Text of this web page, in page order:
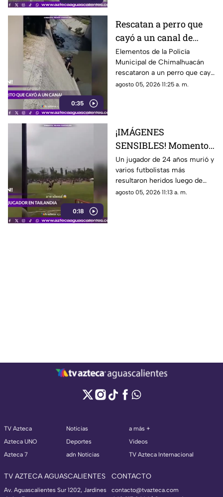
0:35
Rescatan a perro que
cayó a un canal de
aguas negras en
Chimalhuacán
Elementos de la Policía
Municipal de Chimalhuacán
rescataron a un perro que cayó
a un canal de aguas negras,
agosto 05, 2026 11:25 a. m.
0:18
¡IMÁGENES
SENSIBLES! Momento
en el que rayo cae
durante partido de
fútbol y mata a jugador
Un jugador de 24 años murió y
varios futbolistas más
resultaron heridos luego de
que un rayo impactara el
agosto 05, 2026 11:13 a. m.
TV Azteca
Azteca UNO
Azteca 7
Noticias
Deportes
adn Noticias
a más +
Videos
TV Azteca Internacional
TV AZTECA AGUASCALIENTES
Av. Aguascalientes Sur 1202, Jardines
CONTACTO
contacto@tvazteca.com